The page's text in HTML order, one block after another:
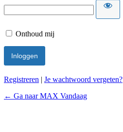
Onthoud mij
Registreren | Je wachtwoord vergeten?
← Ga naar MAX Vandaag